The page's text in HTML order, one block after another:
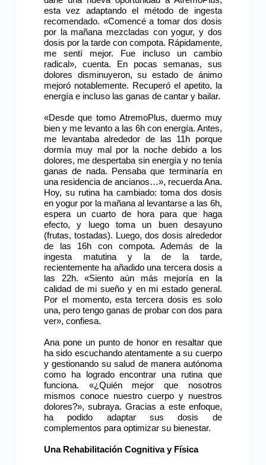
esta vez adaptando el método de ingesta
recomendado. «Comencé a tomar dos dosis
por la mañana mezcladas con yogur, y dos
dosis por la tarde con compota. Rápidamente,
me sentí mejor. Fue incluso un cambio
radical», cuenta. En pocas semanas, sus
dolores disminuyeron, su estado de ánimo
mejoró notablemente. Recuperó el apetito, la
energía e incluso las ganas de cantar y bailar.
«Desde que tomo AtremoPlus, duermo muy
bien y me levanto a las 6h con energía. Antes,
me levantaba alrededor de las 11h porque
dormía muy mal por la noche debido a los
dolores, me despertaba sin energía y no tenía
ganas de nada. Pensaba que terminaría en
una residencia de ancianos…», recuerda Ana.
Hoy, su rutina ha cambiado: toma dos dosis
en yogur por la mañana al levantarse a las 6h,
espera un cuarto de hora para que haga
efecto, y luego toma un buen desayuno
(frutas, tostadas). Luego, dos dosis alrededor
de las 16h con compota. Además de la
ingesta matutina y la de la tarde,
recientemente ha añadido una tercera dosis a
las 22h. «Siento aún más mejoría en la
calidad de mi sueño y en mi estado general.
Por el momento, esta tercera dosis es solo
una, pero tengo ganas de probar con dos para
ver», confiesa.
Ana pone un punto de honor en resaltar que
ha sido escuchando atentamente a su cuerpo
y gestionando su salud de manera autónoma
como ha logrado encontrar una rutina que
funciona. «¿Quién mejor que nosotros
mismos conoce nuestro cuerpo y nuestros
dolores?», subraya. Gracias a este enfoque,
ha podido adaptar sus dosis de
complementos para optimizar su bienestar.
Una Rehabilitación Cognitiva y Física